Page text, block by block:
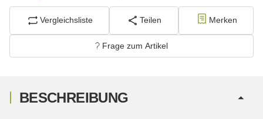
Vergleichsliste Teilen Merken
Frage zum Artikel
BESCHREIBUNG